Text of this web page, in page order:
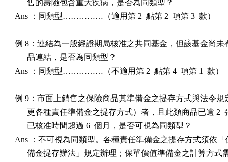
      售的壽險包含重大疾病，是否為同類型？
Ans ：同類型……………（適用第 2  點第 2  項第 3  款）
例 8：連結為一般經證期局核准之共同基金，但該基金尚未
      品連結，是否為同類型？
Ans ：同類型……………（不適用第 2  點第 4  項第 1  款）
例 9：市面上銷售之保險商品其準備金之提存方式與法令規
更各種責任準備金之提存方式）者，且此類商品已逾 2
      已核准時間超過 6  個月，是否可視為同類型？
Ans ：不可視為同類型。各種責任準備金之提存方式須依
備金提存辦法」規定辦理；保單價值準備金之計算方式